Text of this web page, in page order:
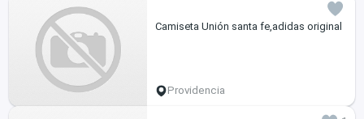
Camiseta Unión santa fe,adidas original
Providencia